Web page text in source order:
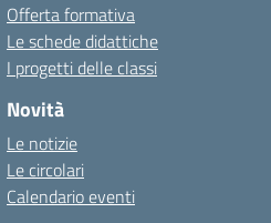
Offerta formativa
Le schede didattiche
I progetti delle classi
Novità
Le notizie
Le circolari
Calendario eventi